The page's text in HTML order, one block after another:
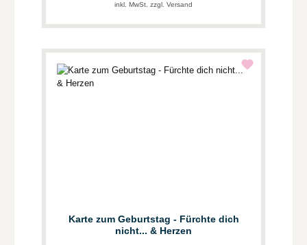
inkl. MwSt. zzgl. Versand
Karte zum Geburtstag - Fürchte dich
nicht... & Herzen